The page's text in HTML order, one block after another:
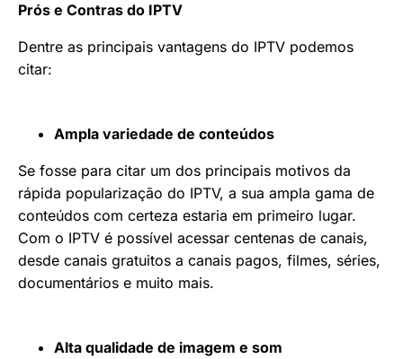
Prós e Contras do IPTV
Dentre as principais vantagens do IPTV podemos
citar:
Ampla variedade de conteúdos
Se fosse para citar um dos principais motivos da
rápida popularização do IPTV, a sua ampla gama de
conteúdos com certeza estaria em primeiro lugar.
Com o IPTV é possível acessar centenas de canais,
desde canais gratuitos a canais pagos, filmes, séries,
documentários e muito mais.
Alta qualidade de imagem e som